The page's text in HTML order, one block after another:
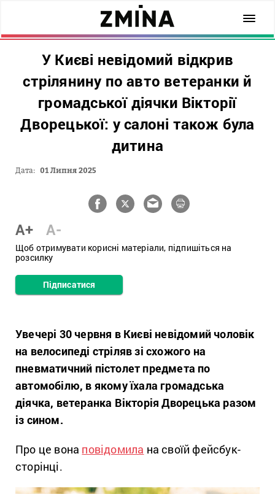
У Києві невідомий відкрив
стрілянину по авто ветеранки й
громадської діячки Вікторії
Дворецької: у салоні також була
дитина
Дата: 01 Липня 2025
A+ A-
Щоб отримувати корисні матеріали, підпишіться на
розсилку
Підписатися
Увечері 30 червня в Києві невідомий чоловік
на велосипеді стріляв зі схожого на
пневматичний пістолет предмета по
автомобілю, в якому їхала громадська
діячка, ветеранка Вікторія Дворецька разом
із сином.
Про це вона повідомила на своїй фейсбук-
сторінці.